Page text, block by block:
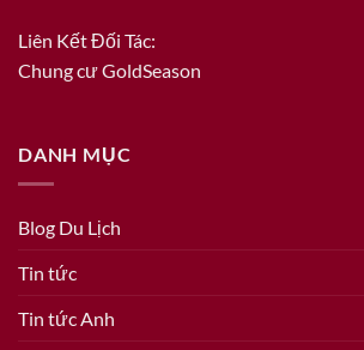
Liên Kết Đối Tác:
Chung cư GoldSeason
DANH MỤC
Blog Du Lịch
Tin tức
Tin tức Anh